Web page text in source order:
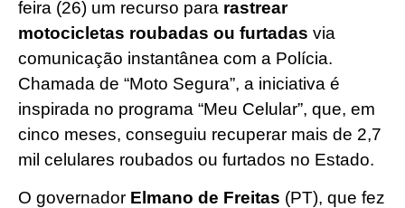
feira (26) um recurso para rastrear
motocicletas roubadas ou furtadas via
comunicação instantânea com a Polícia.
Chamada de “Moto Segura”, a iniciativa é
inspirada no programa “Meu Celular”, que, em
cinco meses, conseguiu recuperar mais de 2,7
mil celulares roubados ou furtados no Estado.
O governador Elmano de Freitas (PT), que fez